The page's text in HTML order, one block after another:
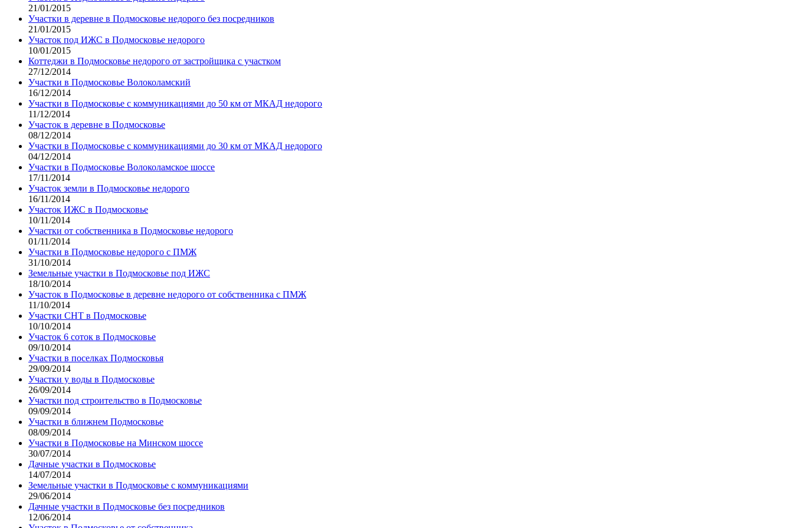
21/01/2015
Участки в деревне в Подмосковье недорого без посредников
21/01/2015
Участок под ИЖС в Подмосковье недорого
10/01/2015
Коттеджи в Подмосковье недорого от застройщика с участком
27/12/2014
Участки в Подмосковье Волоколамский
16/12/2014
Участки в Подмосковье с коммуникациями до 50 км от МКАД недорого
11/12/2014
Участок в деревне в Подмосковье
08/12/2014
Участки в Подмосковье с коммуникациями до 30 км от МКАД недорого
04/12/2014
Участки в Подмосковье Волоколамское шоссе
17/11/2014
Участок земли в Подмосковье недорого
16/11/2014
Участок ИЖС в Подмосковье
10/11/2014
Участки от собственника в Подмосковье недорого
01/11/2014
Участки в Подмосковье недорого с ПМЖ
31/10/2014
Земельные участки в Подмосковье под ИЖС
18/10/2014
Участок в Подмосковье в деревне недорого от собственника с ПМЖ
11/10/2014
Участки СНТ в Подмосковье
10/10/2014
Участок 6 соток в Подмосковье
09/10/2014
Участки в поселках Подмосковья
29/09/2014
Участки у воды в Подмосковье
26/09/2014
Участки под строительство в Подмосковье
09/09/2014
Участки в ближнем Подмосковье
08/09/2014
Участки в Подмосковье на Минском шоссе
30/07/2014
Дачные участки в Подмосковье
14/07/2014
Земельные участки в Подмосковье с коммуникациями
29/06/2014
Дачные участки в Подмосковье без посредников
12/06/2014